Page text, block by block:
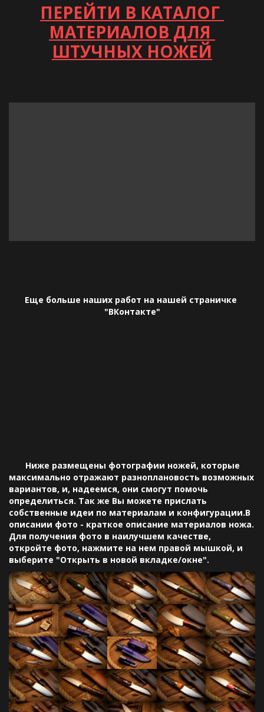
ПЕРЕЙТИ В КАТАЛОГ
МАТЕРИАЛОВ ДЛЯ
ШТУЧНЫХ НОЖЕЙ
Еще больше наших работ на нашей страничке
"ВКонтакте"
Ниже размещены фотографии ножей, которые
максимально отражают разноплановость возможных
вариантов, и, надеемся, они смогут помочь
определиться. Так же Вы можете прислать
собственные идеи по материалам и конфигурации.В
описании фото - краткое описание материалов ножа.
Для получения фото в наилучшем качестве,
откройте фото, нажмите на нем правой мышкой, и
выберите "Открыть в новой вкладке/окне".